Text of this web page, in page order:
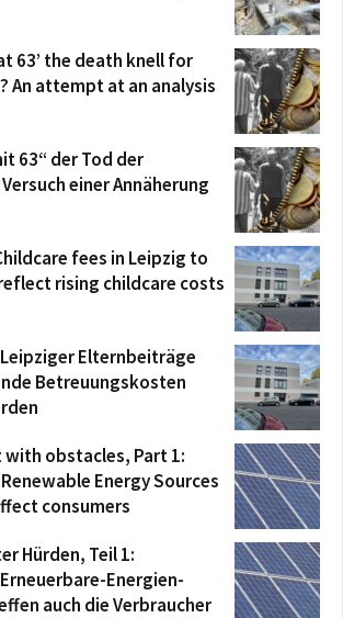
63’ the death knell for
An attempt at an analysis
63“ der Tod der
einer Annäherung
fees in Leipzig to
rising childcare costs
Elternbeiträge
Betreuungskosten
obstacles, Part 1:
Energy Sources
consumers
Hürden, Teil 1:
Energien-
auch die Verbraucher